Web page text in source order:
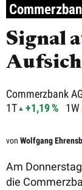
Signal
Commerzbank
1T
+1,19 % 1W
von Wolfgang
Am
die